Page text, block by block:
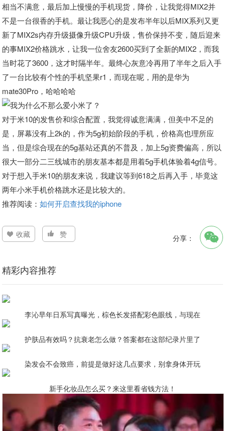
相当不满意，最后加上慢慢的手机现货，降价，让我觉得MIX2并
不是一台很香的手机。最让我恶心的是发布半年以后MIX系列又更
新了MIX2s内存升级摄像升级CPU升级，售价保持不变，随后迎来
的事MIX2价格跳水，让我一位舍友2600买到了全新的MIX2，而我
当时花了3600，这才时隔半年。最终心灰意冷再用了半年之后入手
了一台比较有个性的手机坚果r1，而现在呢，用的是华为
mate30Pro，哈哈哈哈
对于米10的发售价和综合配置，我觉得诚意满满，但美中不足的
是，屏幕没有上2k的，作为5g初始阶段的手机，价格高也理所应
当，但是综合现在的5g基站还真的不普及，加上5g资费偏高，所以
很大一部分二三线城市的朋友基本都是用着5g手机体验着4g信号。
对于想入手米10的朋友来说，我建议等到618之后再入手，毕竟这
两年小米手机价格跳水还是比较大的。
推荐阅读：如何开启查找我的iphone
收藏 赞 分享：
精彩内容推荐
李沁早年日系写真曝光，棕色长发搭配彩色眼线，与现在
护肤品有效吗？抗衰老怎么做？答案都在这部纪录片里了
染发会不会致癌，前提是做好这几点要求，别拿身体开玩
新手化妆品怎么买？来这里看省钱方法！